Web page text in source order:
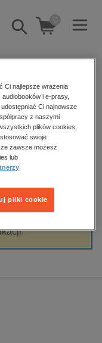
Pokaż/schowaj
wyszukiwarkę
0
informatyka
Filtrowanie
Ci najlepsze wrażenia
i e-prasy,
Ci najnowsze
z naszymi
plików cookies,
swoje
że zawsze możesz
lub
pliki cookie